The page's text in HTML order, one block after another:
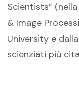
Scientists”
& Image
University e
scienziati più